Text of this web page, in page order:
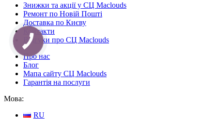
Знижки та акції у СЦ Maclouds
Ремонт по Новій Пошті
Доставка по Києву
Контакти
Відгуки про СЦ Maclouds
Про нас
Блог
Мапа сайту СЦ Maclouds
Гарантія на послуги
Мова:
RU
КНОПКА
СВЯЗИ